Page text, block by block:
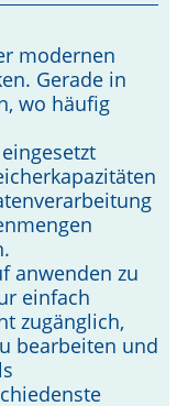
modernen
Gerade in
wo häufig
anwenden zu
einfach
zugänglich,
bearbeiten und